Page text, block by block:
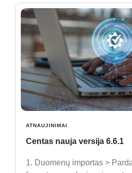
ATNAUJINIMAI
Centas nauja versija 6.6.1
1. Duomenų importas >